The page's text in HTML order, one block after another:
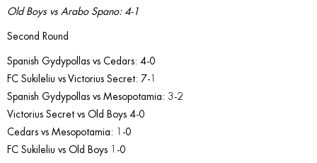
Old Boys vs Arabo Spano: 4-1
Second Round
Spanish Gydypollas vs Cedars: 4-0
FC Sukileliu vs Victorius Secret: 7-1
Spanish Gydypollas vs Mesopotamia: 3-2
Victorius Secret vs Old Boys 4-0
Cedars vs Mesopotamia: 1-0
FC Sukileliu vs Old Boys 1-0